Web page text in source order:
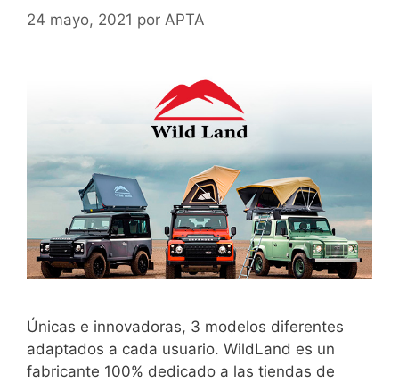
24 mayo, 2021 por APTA
Únicas e innovadoras, 3 modelos diferentes
adaptados a cada usuario. WildLand es un
fabricante 100% dedicado a las tiendas de